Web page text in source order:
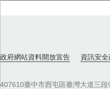
政府網站資料開放宣告 資訊安
407610臺中市西屯區臺灣大道三段